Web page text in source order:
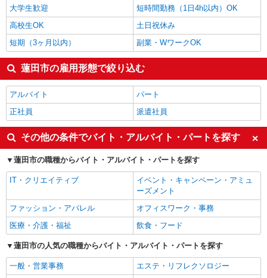
蓮田市の他の職種の平均時給を見る
大学生歓迎
短時間勤務（1日4h以内）OK
高校生OK
土日祝休み
短期（3ヶ月以内）
副業・WワークOK
蓮田市の雇用形態で絞り込む
アルバイト
パート
正社員
派遣社員
その他の条件でバイト・アルバイト・パートを探す
蓮田市の職種からバイト・アルバイト・パートを探す
IT・クリエイティブ
イベント・キャンペーン・アミュ
ーズメント
ファッション・アパレル
オフィスワーク・事務
医療・介護・福祉
飲食・フード
蓮田市の人気の職種からバイト・アルバイト・パートを探す
一般・営業事務
エステ・リフレクソロジー